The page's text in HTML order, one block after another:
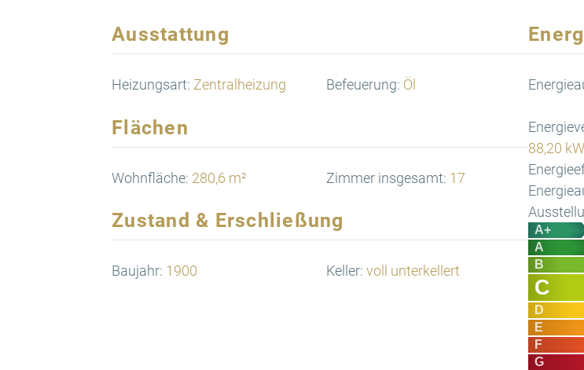
Ausstattung
Heizungsart: Zentralheizung Befeuerung: Öl
Flächen
Wohnfläche: 280,6 m² Zimmer insgesamt: 17
Zustand & Erschließung
Baujahr: 1900 Keller: voll unterkellert
88,20
A+
A
B
C
D
E
F
G